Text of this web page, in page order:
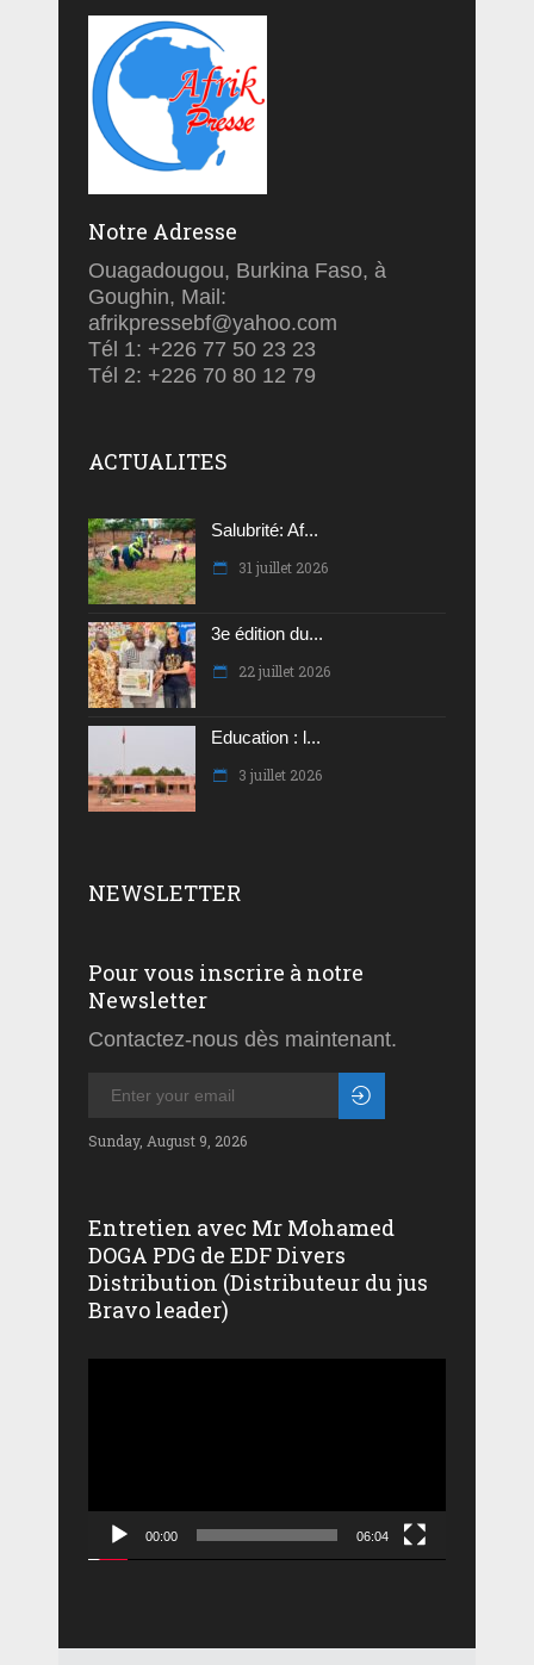
Notre Adresse
Ouagadougou, Burkina Faso, à
Goughin, Mail:
afrikpressebf@yahoo.com
Tél 1: +226 77 50 23 23
Tél 2: +226 70 80 12 79
ACTUALITES
Salubrité: Af...
31 juillet 2026
3e édition du...
22 juillet 2026
Education : l...
3 juillet 2026
NEWSLETTER
Pour vous inscrire à notre
Newsletter
Contactez-nous dès maintenant.
Sunday, August 9, 2026
Entretien avec Mr Mohamed
DOGA PDG de EDF Divers
Distribution (Distributeur du jus
Bravo leader)
00:00 06:04